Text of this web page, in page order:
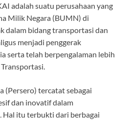
adalah suatu perusahaan yang
Milik Negara (BUMN) di
dalam bidang transportasi dan
menjadi penggerak
serta telah berpengalaman lebih
(Persero) tercatat sebagai
dan inovatif dalam
Hal itu terbukti dari berbagai